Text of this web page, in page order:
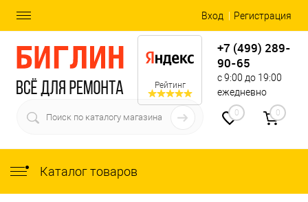
Вход Регистрация
Рейтинг
+7 (499) 289-
90-65
с 9:00 до 19:00
ежедневно
0 0
Каталог товаров